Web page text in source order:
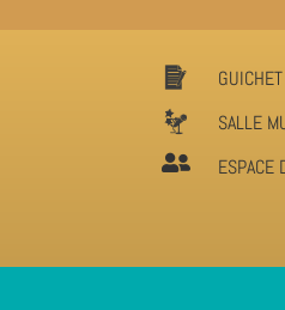
SALLE
 ESPACE